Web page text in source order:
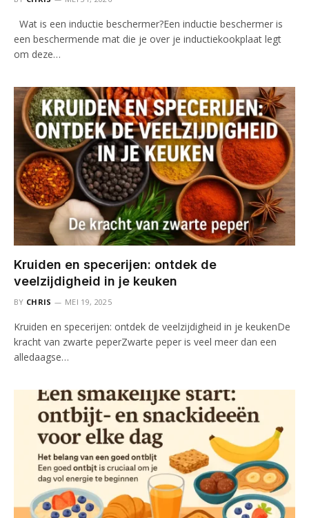
Wat is een inductie beschermer?Een inductie beschermer is
een beschermende mat die je over je inductiekookplaat legt
om deze…
Kruiden en specerijen: ontdek de
veelzijdigheid in je keuken
BY CHRIS MEI 19, 2025
Kruiden en specerijen: ontdek de veelzijdigheid in je keukenDe
kracht van zwarte peperZwarte peper is veel meer dan een
alledaagse…